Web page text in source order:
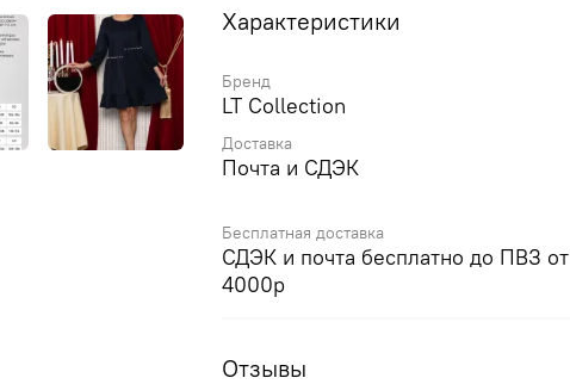
Характеристики
Бренд
LT Collection
Доставка
Почта и СДЭК
Бесплатная доставка
СДЭК и почта бесплатно до ПВЗ от
4000р
Отзывы